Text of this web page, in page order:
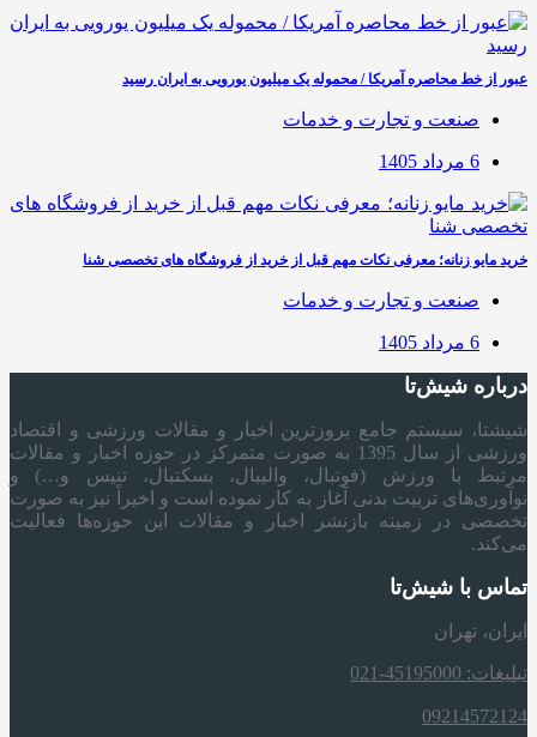
عبور از خط محاصره آمریکا / محموله یک میلیون یورویی به ایران رسید
صنعت و تجارت و خدمات
6 مرداد 1405
خرید مایو زنانه؛ معرفی نکات مهم قبل از خرید از فروشگاه های تخصصی شنا
صنعت و تجارت و خدمات
6 مرداد 1405
درباره شیش‌تا
شیشتا، سیستم جامع بروزترین اخبار و مقالات ورزشی و اقتصاد
ورزشی از سال 1395 به صورت متمرکز در حوزه اخبار و مقالات
مرتبط با ورزش (فوتبال، والیبال، بسکتبال، تنیس و…) و
نوآوری‌های تربیت بدنی آغاز به کار نموده است و اخیراً نیز به صورت
تخصصی در زمینه بازنشر اخبار و مقالات این حوزه‌ها فعالیت
می‌کند.
تماس با شیش‌تا
ایران، تهران
تبلیغات: 45195000-021
09214572124